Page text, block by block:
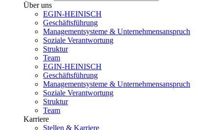
Über uns
EGIN-HEINISCH
Geschäftsführung
Managementsysteme & Unternehmensanspruch
Soziale Verantwortung
Struktur
Team
EGIN-HEINISCH
Geschäftsführung
Managementsysteme & Unternehmensanspruch
Soziale Verantwortung
Struktur
Team
Karriere
Stellen & Karriere